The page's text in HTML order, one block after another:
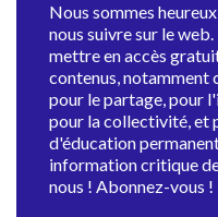
Nous sommes
nous suivre sur le
mettre en accès
contenus, notamment
pour le partage, pour
pour la collectivité, et
d'éducation
information critique
nous ! Abonnez-vous